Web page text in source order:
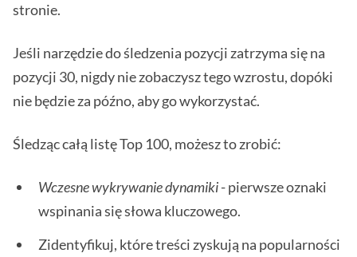
stronie.
Jeśli narzędzie do śledzenia pozycji zatrzyma się na
pozycji 30, nigdy nie zobaczysz tego wzrostu, dopóki
nie będzie za późno, aby go wykorzystać.
Śledząc całą listę Top 100, możesz to zrobić:
Wczesne wykrywanie dynamiki- pierwsze oznaki
wspinania się słowa kluczowego.
Zidentyfikuj, które treści zyskują na popularności